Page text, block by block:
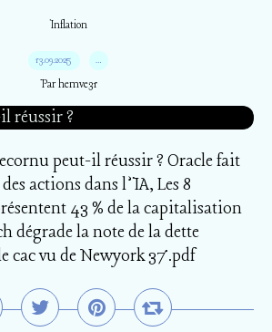
Inflation
13.09.2025 …
Par hemve31
peut-il réussir ? Oracle fait
actions dans l’IA, Les 8
43 % de la capitalisation
dégrade la note de la dette
cac vu de Newyork 37.pdf